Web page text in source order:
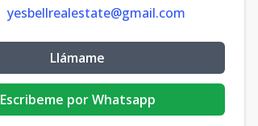
yesbellrealestate@gmail.com
Llámame
Escribeme por Whatsapp